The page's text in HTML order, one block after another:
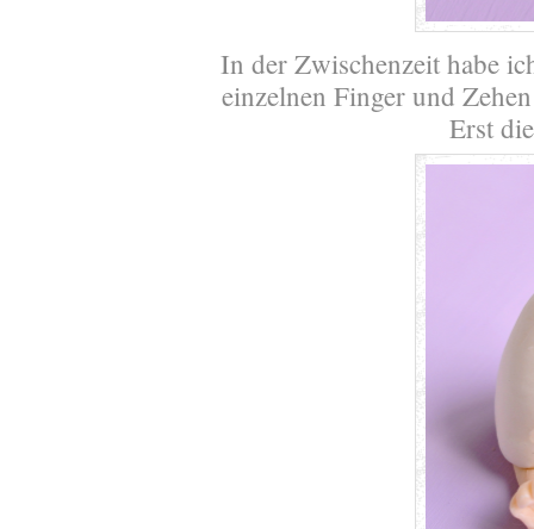
In der Zwischenzeit habe
einzelnen Finger und
Erst